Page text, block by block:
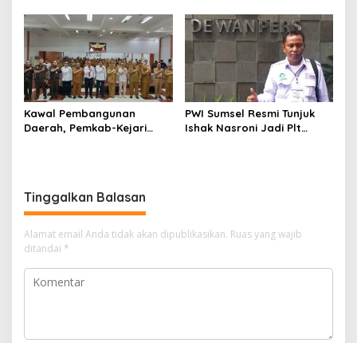
Kelola Keuangan
Kawal Pembangunan
Daerah, Pemkab-Kejari
PWI Sumsel Resmi Tunjuk
Ishak Nasroni Jadi Plt
Tinggalkan Balasan
Alamat email Anda tidak akan dipublikasikan. Ruas yang wajib
ditandai *